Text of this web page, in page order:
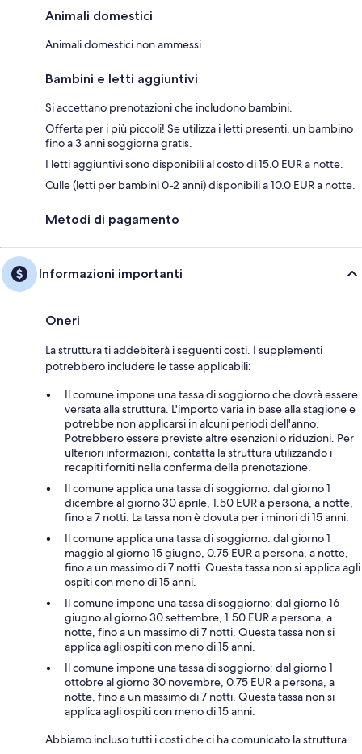
Animali domestici
Animali domestici non ammessi
Bambini e letti aggiuntivi
Si accettano prenotazioni che includono bambini.
Offerta per i più piccoli! Se utilizza i letti presenti, un bambino
fino a 3 anni soggiorna gratis.
I letti aggiuntivi sono disponibili al costo di 15.0 EUR a notte.
Culle (letti per bambini 0-2 anni) disponibili a 10.0 EUR a notte.
Metodi di pagamento
Informazioni importanti
Oneri
La struttura ti addebiterà i seguenti costi. I supplementi
potrebbero includere le tasse applicabili:
Il comune impone una tassa di soggiorno che dovrà essere
versata alla struttura. L'importo varia in base alla stagione e
potrebbe non applicarsi in alcuni periodi dell'anno.
Potrebbero essere previste altre esenzioni o riduzioni. Per
ulteriori informazioni, contatta la struttura utilizzando i
recapiti forniti nella conferma della prenotazione.
Il comune applica una tassa di soggiorno: dal giorno 1
dicembre al giorno 30 aprile, 1.50 EUR a persona, a notte,
fino a 7 notti. La tassa non è dovuta per i minori di 15 anni.
Il comune applica una tassa di soggiorno: dal giorno 1
maggio al giorno 15 giugno, 0.75 EUR a persona, a notte,
fino a un massimo di 7 notti. Questa tassa non si applica agli
ospiti con meno di 15 anni.
Il comune impone una tassa di soggiorno: dal giorno 16
giugno al giorno 30 settembre, 1.50 EUR a persona, a
notte, fino a un massimo di 7 notti. Questa tassa non si
applica agli ospiti con meno di 15 anni.
Il comune impone una tassa di soggiorno: dal giorno 1
ottobre al giorno 30 novembre, 0.75 EUR a persona, a
notte, fino a un massimo di 7 notti. Questa tassa non si
applica agli ospiti con meno di 15 anni.
Abbiamo incluso tutti i costi che ci ha comunicato la struttura.